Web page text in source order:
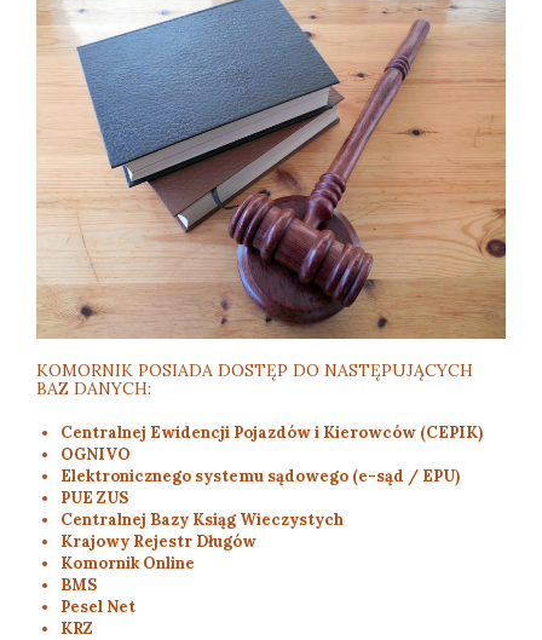
KOMORNIK POSIADA DOSTĘP DO NASTĘPUJĄCYCH
BAZ DANYCH:
Centralnej Ewidencji Pojazdów i Kierowców (CEPIK)
OGNIVO
Elektronicznego systemu sądowego (e-sąd / EPU)
PUE ZUS
Centralnej Bazy Ksiąg Wieczystych
Krajowy Rejestr Długów
Komornik Online
BMS
Pesel Net
KRZ